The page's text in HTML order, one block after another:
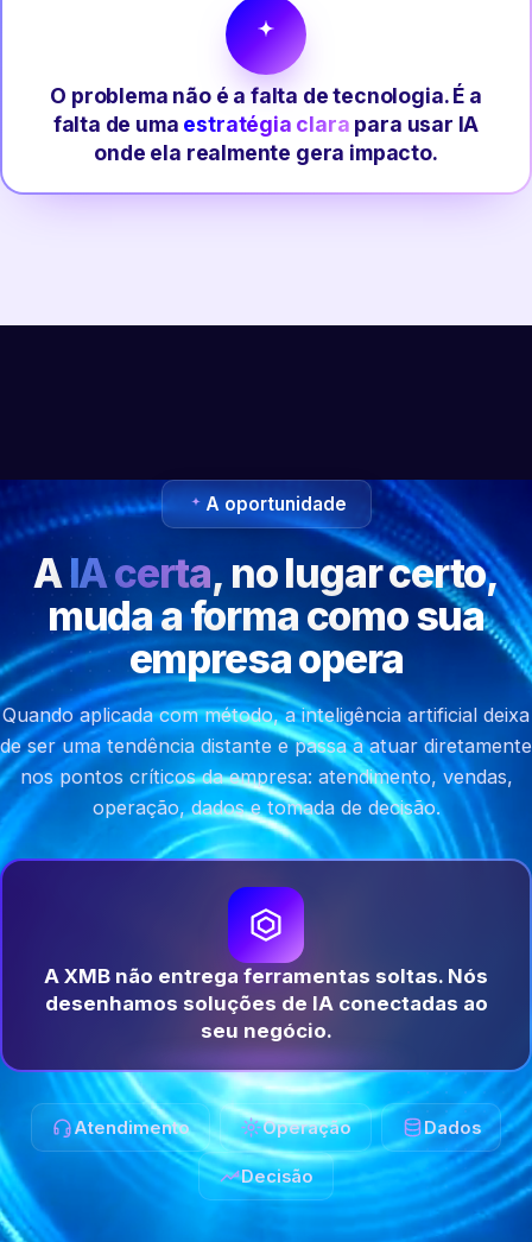
O problema não é a falta de tecnologia. É a
falta de uma estratégia clara para usar IA
onde ela realmente gera impacto.
A oportunidade
AIA certa, no lugar certo,
muda a forma como sua
empresa opera
Quando aplicada com método, a inteligência artificial deixa
de ser uma tendência distante e passa a atuar diretamente
nos pontos críticos da empresa: atendimento, vendas,
operação, dados e tomada de decisão.
A XMB não entrega ferramentas soltas. Nós
desenhamos soluções de IA conectadas ao
seu negócio.
Atendimento Operação Dados
Decisão